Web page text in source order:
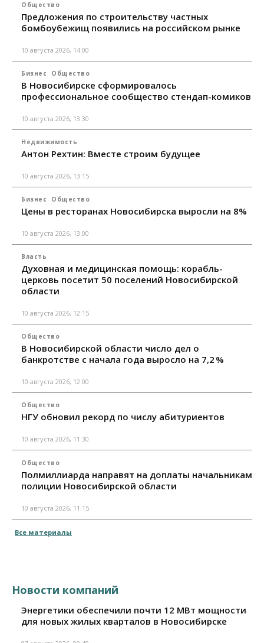
Общество
Предложения по строительству частных
бомбоубежищ появились на российском рынке
10 августа 2026, 14:00
Бизнес Общество
В Новосибирске сформировалось
профессиональное сообщество стендап-комиков
10 августа 2026, 13:30
Недвижимость
Антон Рехтин: Вместе строим будущее
10 августа 2026, 13:15
Бизнес Общество
Цены в ресторанах Новосибирска выросли на 8%
10 августа 2026, 13:00
Власть
Духовная и медицинская помощь: корабль-
церковь посетит 50 поселений Новосибирской
области
10 августа 2026, 12:15
Общество
В Новосибирской области число дел о
банкротстве с начала года выросло на 7,2 %
10 августа 2026, 12:00
Общество
НГУ обновил рекорд по числу абитуриентов
10 августа 2026, 11:30
Общество
Полмиллиарда направят на доплаты начальникам
полиции Новосибирской области
10 августа 2026, 11:15
Все материалы
Новости компаний
Энергетики обеспечили почти 12 МВт мощности
для новых жилых кварталов в Новосибирске